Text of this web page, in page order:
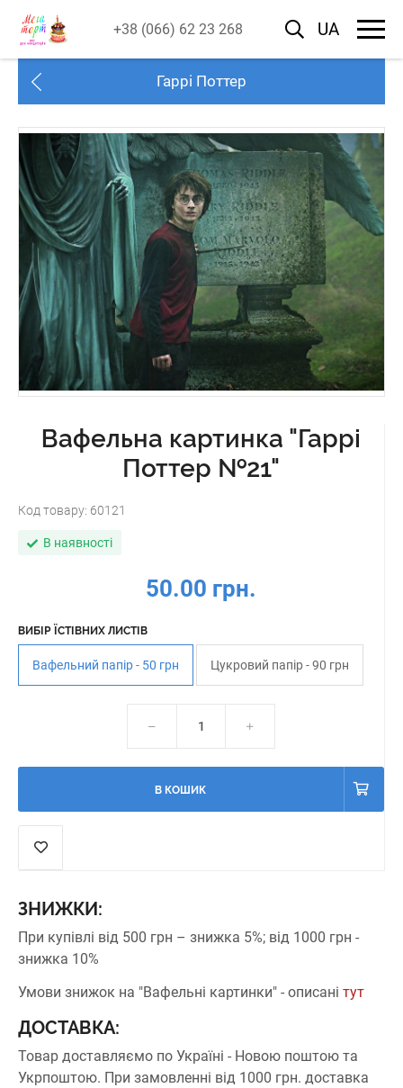
+38 (066) 62 23 268 UA
Гаррі Поттер
Вафельна картинка "Гаррі
Поттер №21"
Код товару: 60121
В наявності
50.00 грн.
ВИБІР ЇСТІВНИХ ЛИСТІВ
Вафельний папір - 50 грн Цукровий папір - 90 грн
В КОШИК
ЗНИЖКИ:
При купівлі від 500 грн – знижка 5%; від 1000 грн -
знижка 10%
Умови знижок на "Вафельні картинки" - описані тут
ДОСТАВКА:
Товар доставляємо по Україні - Новою поштою та
Укрпоштою. При замовленні від 1000 грн. доставка